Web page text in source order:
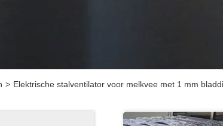
> Elektrische stalventilator voor melkvee met 1 mm